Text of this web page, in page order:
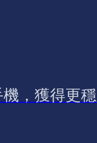
機，獲得更